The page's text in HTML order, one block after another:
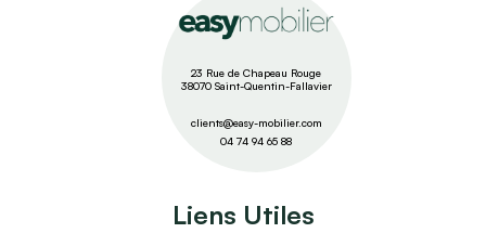
23 Rue de Chapeau Rouge
38070 Saint-Quentin-Fallavier
clients@easy-mobilier.com
04 74 94 65 88
Liens Utiles